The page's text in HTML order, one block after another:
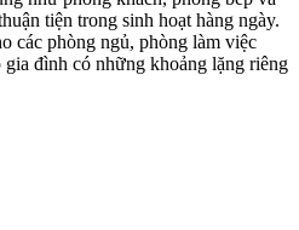
tiện trong sinh hoạt hàng ngày.
các phòng ngủ, phòng làm việc
đình có những khoảng lặng riêng